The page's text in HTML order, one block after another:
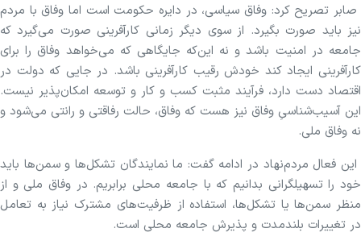
صابر تصریح کرد: وفاق سیاسی، در دایره حکومت است اما وفاق با مردم
نیز باید صورت بگیرد. از سوی دیگر زمانی کارآفرینی صورت می‌گیرد که
جامعه در امنیت باشد و نه این‌که جایگاهی که می‌خواهد وفاق را برای
کارآفرینی ایجاد کند خودش رقیب کارآفرینی باشد. در جایی که دولت در
اقتصاد دست دارد، فرآیند مثبت کسب و کار و توسعه امکان‌پذیر نیست.
این آسیب‌شناسیِ وفاق نیز هست که وفاق، حالت رفاقتی و رانتی می‌شود و
نه وفاق ملی.
این فعال مردم‌نهاد در ادامه گفت: ما نمایندگان تشکل‌ها و سمن‌ها باید
خود را تسهیلگرانی بدانیم که با جامعه محلی برابریم. در وفاق ملی و از
منظر سمن‌ها یا تشکل‌ها، استفاده از ظرفیت‌های مشترک نیاز به تعامل
در تغییرات بلندمدت و پذیرش جامعه محلی است.